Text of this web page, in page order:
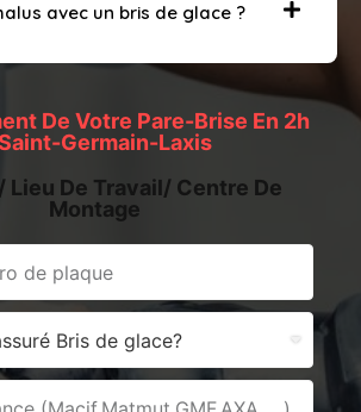
avec un bris de glace ?
De Votre Pare-Brise En 2h
Germain-Laxis
Lieu De Travail/ Centre De
Montage